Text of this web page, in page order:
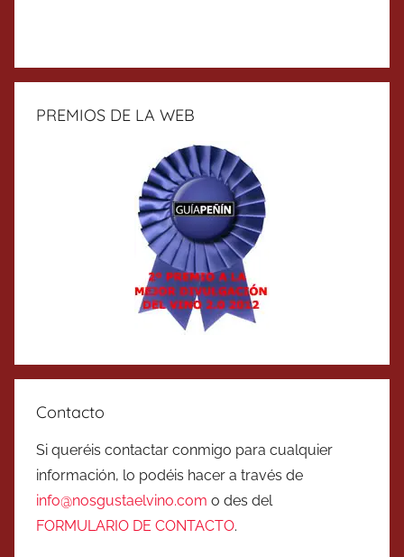
PREMIOS DE LA WEB
Contacto
Si queréis contactar conmigo para cualquier
información, lo podéis hacer a través de
info@nosgustaelvino.com o des del
FORMULARIO DE CONTACTO.